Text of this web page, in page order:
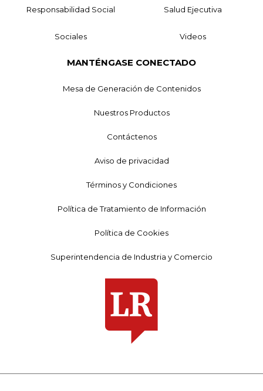
Responsabilidad Social Salud Ejecutiva
Sociales Videos
MANTÉNGASE CONECTADO
Mesa de Generación de Contenidos
Nuestros Productos
Contáctenos
Aviso de privacidad
Términos y Condiciones
Política de Tratamiento de Información
Política de Cookies
Superintendencia de Industria y Comercio